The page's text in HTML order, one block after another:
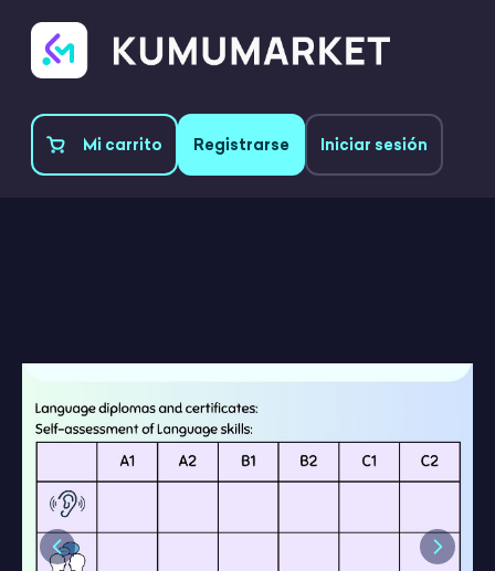
Mi carrito Registrarse Iniciar sesión
Previous Next